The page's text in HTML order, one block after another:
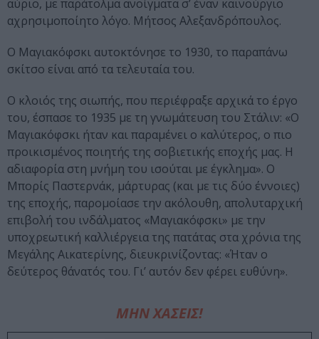
αύριο, με παράτολμα ανοίγματα σ’ έναν καινούργιο
αχρησιμοποίητο λόγο. Μήτσος Αλεξανδρόπουλος.
O Μαγιακόφσκι αυτοκτόνησε το 1930, το παραπάνω
σκίτσο είναι από τα τελευταία του.
Ο κλοιός της σιωπής, που περιέφραξε αρχικά το έργο
του, έσπασε το 1935 με τη γνωμάτευση του Στάλιν: «O
Mαγιακόφσκι ήταν και παραμένει ο καλύτερος, ο πιο
προικισμένος ποιητής της σοβιετικής εποχής μας. H
αδιαφορία στη μνήμη του ισούται με έγκλημα». Ο
Μπορίς Παστερνάκ, μάρτυρας (και με τις δύο έννοιες)
της εποχής, παρομοίασε την ακόλουθη, απολυταρχική
επιβολή του ινδάλματος «Μαγιακόφσκι» με την
υποχρεωτική καλλιέργεια της πατάτας στα χρόνια της
Μεγάλης Αικατερίνης, διευκρινίζοντας: «Ήταν ο
δεύτερος θάνατός του. Γι’ αυτόν δεν φέρει ευθύνη».
ΜΗΝ ΧΑΣΕΙΣ!